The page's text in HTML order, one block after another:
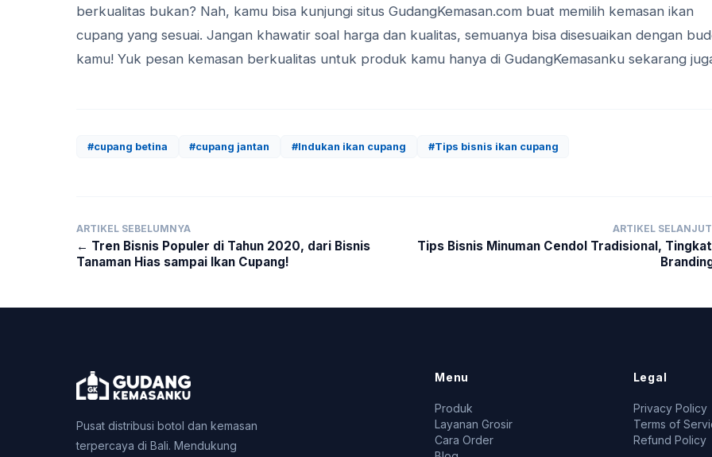
berkualitas bukan? Nah, kamu bisa kunjungi situs GudangKemasan.com buat memilih kemasan ikan
cupang yang sesuai. Jangan khawatir soal harga dan kualitas, semuanya bisa disesuaikan dengan
kamu! Yuk pesan kemasan berkualitas untuk produk kamu hanya di GudangKemasanku sekarang
#cupang betina #cupang jantan #Indukan ikan cupang #Tips bisnis ikan cupang
ARTIKEL SEBELUMNYA
← Tren Bisnis Populer di Tahun 2020, dari Bisnis
Tanaman Hias sampai Ikan Cupang!
ARTIKEL
Tips Bisnis Minuman Cendol Tradisional,
Pusat distribusi botol dan kemasan
terpercaya di Bali. Mendukung
Menu
Produk
Layanan Grosir
Cara Order
Legal
Privacy Policy
Terms of
Refund Policy